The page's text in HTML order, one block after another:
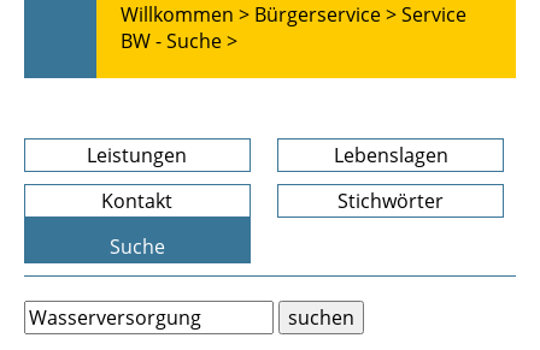
Willkommen > Bürgerservice >Service
BW - Suche >
Leistungen
Lebenslagen
Kontakt
Stichwörter
Suche